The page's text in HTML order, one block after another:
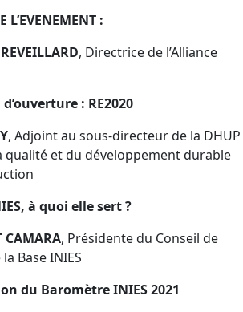
L’EVENEMENT :
, Directrice de l’Alliance
: RE2020
, Adjoint au sous-directeur de la DHUP
qualité et du développement durable
à quoi elle sert ?
CAMARA, Présidente du Conseil de
Base INIES
du Baromètre INIES 2021